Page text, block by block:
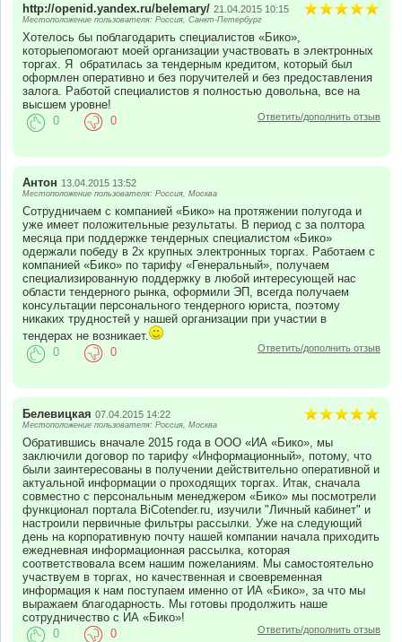
http://openid.yandex.ru/belemary/ 21.04.2015 10:15
Местоположение пользователя: Россия, Санкт-Петербург
Хотелось бы поблагодарить специалистов «Бико»,
которыепомогают моей организации участвовать в электронных
торгах. Я обратилась за тендерным кредитом, который был
оформлен оперативно и без поручителей и без предоставления
залога. Работой специалистов я полностью довольна, все на
высшем уровне!
Ответить/дополнить отзыв
0 0
Антон 13.04.2015 13:52
Местоположение пользователя: Россия, Москва
Сотрудничаем с компанией «Бико» на протяжении полугода и
уже имеет положительные результаты. В период с за полтора
месяца при поддержке тендерных специалистом «Бико»
одержали победу в 2х крупных электронных торгах. Работаем с
компанией «Бико» по тарифу «Генеральный», получаем
специализированную поддержку в любой интересующей нас
области тендерного рынка, оформили ЭП, всегда получаем
консультации персонального тендерного юриста, поэтому
никаких трудностей у нашей организации при участии в
тендерах не возникает.
Ответить/дополнить отзыв
0 0
Белевицкая 07.04.2015 14:22
Местоположение пользователя: Россия, Москва
Обратившись вначале 2015 года в ООО «ИА «Бико», мы
заключили договор по тарифу «Информационный», потому, что
были заинтересованы в получении действительно оперативной и
актуальной информации о проходящих торгах. Итак, сначала
совместно с персональным менеджером «Бико» мы посмотрели
функционал портала BiCotender.ru, изучили "Личный кабинет" и
настроили первичные фильтры рассылки. Уже на следующий
день на корпоративную почту нашей компании начала приходить
ежедневная информационная рассылка, которая
соответствовала всем нашим пожеланиям. Мы самостоятельно
участвуем в торгах, но качественная и своевременная
информация к нам поступаем именно от ИА «Бико», за что мы
выражаем благодарность. Мы готовы продолжить наше
сотрудничество с ИА «Бико»!
Ответить/дополнить отзыв
0 0